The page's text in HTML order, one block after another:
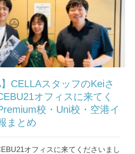
CELLAスタッフのKeiさ
オフィスに来てく
校・Uni校・空港イ
まとめ
オフィスに来てくださいまし